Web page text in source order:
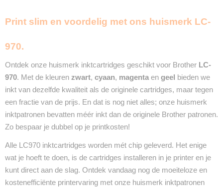
Verzendmethode
Garantie
Recyclebaar
❌
Print slim en voordelig met ons huismerk LC-
970.
Ontdek onze huismerk inktcartridges geschikt voor Brother LC-
970. Met de kleuren zwart, cyaan, magenta en geel bieden we
inkt van dezelfde kwaliteit als de originele cartridges, maar tegen
een fractie van de prijs. En dat is nog niet alles; onze huismerk
inktpatronen bevatten méér inkt dan de originele Brother patronen.
Zo bespaar je dubbel op je printkosten!
Alle LC970 inktcartridges worden mét chip geleverd. Het enige
wat je hoeft te doen, is de cartridges installeren in je printer en je
kunt direct aan de slag. Ontdek vandaag nog de moeiteloze en
kostenefficiënte printervaring met onze huismerk inktpatronen